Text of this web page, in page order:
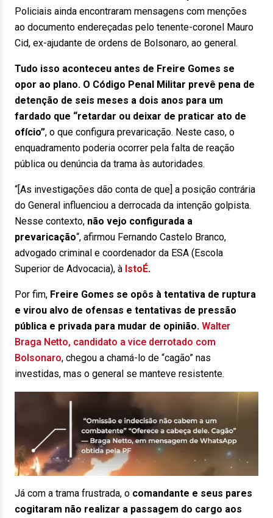
Policiais ainda encontraram mensagens com menções
ao documento endereçadas pelo tenente-coronel Mauro
Cid, ex-ajudante de ordens de Bolsonaro, ao general.
Tudo isso aconteceu antes de Freire Gomes se
opor ao plano. O Código Penal Militar prevê pena de
detenção de seis meses a dois anos para um
fardado que “retardar ou deixar de praticar ato de
ofício”, o que configura prevaricação. Neste caso, o
enquadramento poderia ocorrer pela falta de reação
pública ou denúncia da trama às autoridades.
“[As investigações dão conta de que] a posição contrária
do General influenciou a derrocada da intenção golpista.
Nesse contexto, não vejo configurada a
prevaricação“, afirmou Fernando Castelo Branco,
advogado criminal e coordenador da ESA (Escola
Superior de Advocacia), à IstoÉ.
Por fim, Freire Gomes se opôs à tentativa de ruptura
e virou alvo de ofensas e tentativas de pressão
pública e privada para mudar de opinião. Walter
Braga Netto, candidato a vice derrotado com
Bolsonaro, chegou a chamá-lo de “cagão” nas
investidas, mas o general se manteve resistente.
Já com a trama frustrada, o comandante e seus pares
cogitaram não realizar a passagem do cargo aos